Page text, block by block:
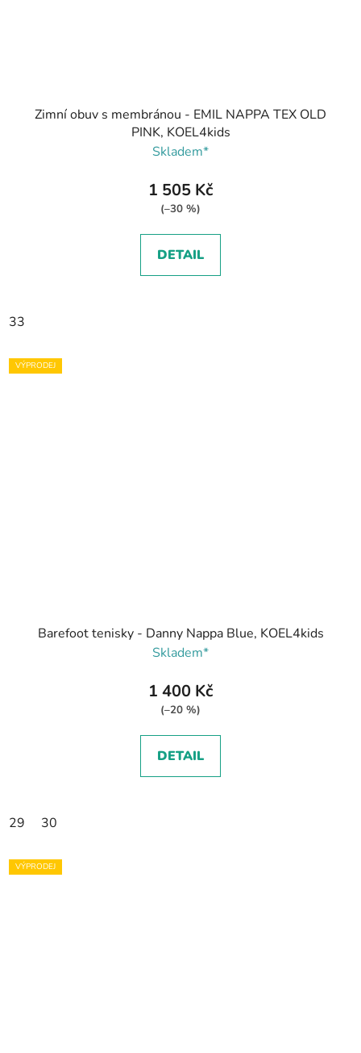
Zimní obuv s membránou - EMIL NAPPA TEX OLD
PINK, KOEL4kids
Skladem*
1 505 Kč
(–30 %)
DETAIL
33
VÝPRODEJ
Barefoot tenisky - Danny Nappa Blue, KOEL4kids
Skladem*
1 400 Kč
(–20 %)
DETAIL
29 30
VÝPRODEJ